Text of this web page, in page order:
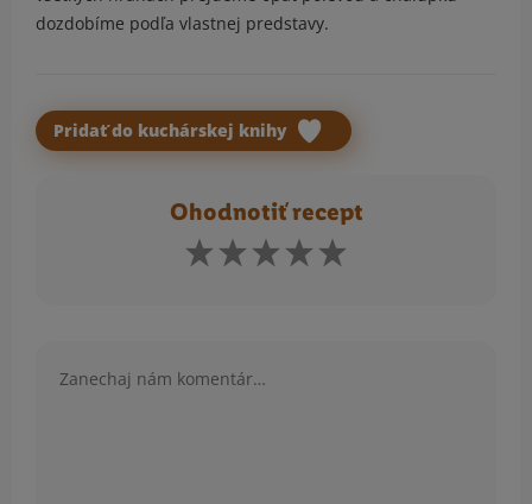
dozdobíme podľa vlastnej predstavy.
Pridať do kuchárskej knihy
Ohodnotiť recept